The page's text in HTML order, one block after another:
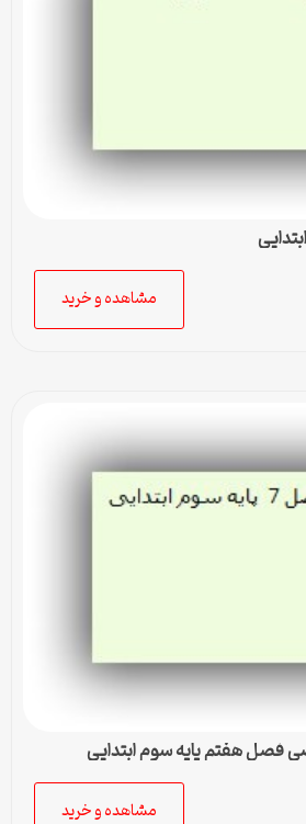
مشاهده و خرید
فصل هفتم پایه سوم ابتدایی
مشاهده و خرید